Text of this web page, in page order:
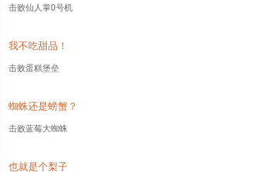
击败仙人掌0号机
我不吃甜品！
击败蛋糕堡垒
蜘蛛还是螃蟹？
击败蓝莓大蜘蛛
也就是个梨子